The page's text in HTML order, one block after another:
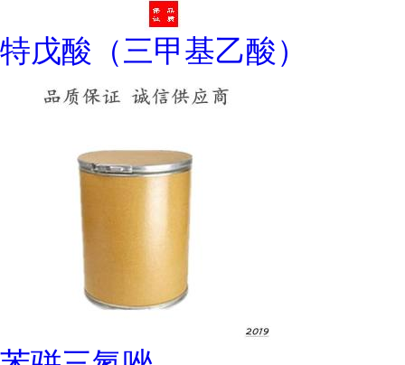
特戊酸（三甲基乙酸）